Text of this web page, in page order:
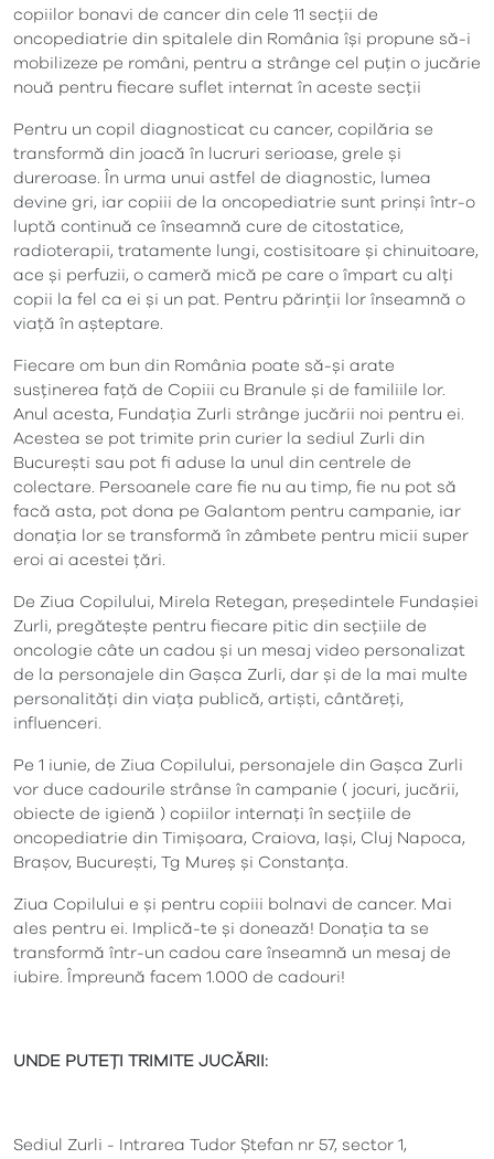
copiilor bonavi de cancer din cele 11 secții de
oncopediatrie din spitalele din România își propune să-i
mobilizeze pe români, pentru a strânge cel puțin o jucărie
nouă pentru fiecare suflet internat în aceste secții
Pentru un copil diagnosticat cu cancer, copilăria se
transformă din joacă în lucruri serioase, grele și
dureroase. În urma unui astfel de diagnostic, lumea
devine gri, iar copiii de la oncopediatrie sunt prinși într-o
luptă continuă ce înseamnă cure de citostatice,
radioterapii, tratamente lungi, costisitoare și chinuitoare,
ace și perfuzii, o cameră mică pe care o împart cu alți
copii la fel ca ei și un pat. Pentru părinții lor înseamnă o
viață în așteptare.
Fiecare om bun din România poate să-și arate
susținerea față de Copiii cu Branule și de familiile lor.
Anul acesta, Fundația Zurli strânge jucării noi pentru ei.
Acestea se pot trimite prin curier la sediul Zurli din
București sau pot fi aduse la unul din centrele de
colectare. Persoanele care fie nu au timp, fie nu pot să
facă asta, pot dona pe Galantom pentru campanie, iar
donația lor se transformă în zâmbete pentru micii super
eroi ai acestei țări.
De Ziua Copilului, Mirela Retegan, președintele Fundașiei
Zurli, pregătește pentru fiecare pitic din secțiile de
oncologie câte un cadou și un mesaj video personalizat
de la personajele din Gașca Zurli, dar și de la mai multe
personalități din viața publică, artiști, cântăreți,
influenceri.
Pe 1 iunie, de Ziua Copilului, personajele din Gașca Zurli
vor duce cadourile strânse în campanie ( jocuri, jucării,
obiecte de igienă ) copiilor internați în secțiile de
oncopediatrie din Timișoara, Craiova, Iași, Cluj Napoca,
Brașov, București, Tg Mureș și Constanța.
Ziua Copilului e și pentru copiii bolnavi de cancer. Mai
ales pentru ei. Implică-te și donează! Donația ta se
transformă într-un cadou care înseamnă un mesaj de
iubire. Împreună facem 1.000 de cadouri!
UNDE PUTEȚI TRIMITE JUCĂRII:
Sediul Zurli - Intrarea Tudor Ștefan nr 57, sector 1,